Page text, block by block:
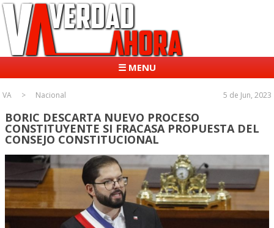
☰ MENU
VA Nacional 5 de Jun, 2023
BORIC DESCARTA NUEVO PROCESO
CONSTITUYENTE SI FRACASA PROPUESTA DEL
CONSEJO CONSTITUCIONAL